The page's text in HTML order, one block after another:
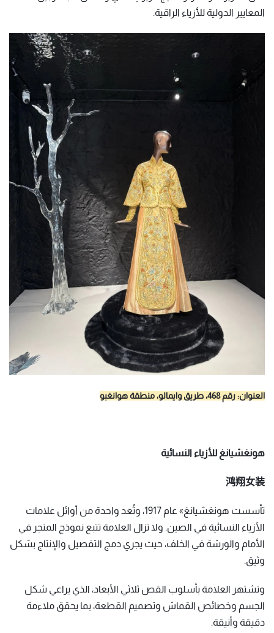
المعايير الدولية للأزياء الراقية.
العنوان: رقم 468، طريق وايمالو، منطقة هوانغبو
هونغشيانغ للأزياء النسائية
鸿翔女装
تأسست هونغشيانغ» عام 1917، وتُعد واحدة من أوائل علامات
الأزياء النسائية في الصين. ولا تزال العلامة تتبع نموذج المتجر في
الأمام والورشة في الخلف، حيث يجري دمج التفصيل والإنتاج بشكل
وثيق.
وتشتهر العلامة بأسلوب القص ثلاثي الأبعاد، الذي يراعي شكل
الجسم وخصائص القماش وتصميم القطعة، بما يحقق ملاءمة
دقيقة وأنيقة.